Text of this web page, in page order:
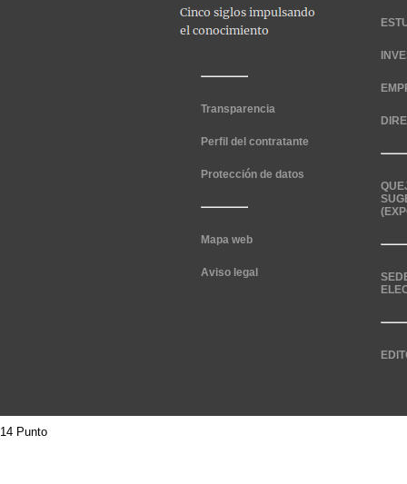
Transparencia
Perfil del contratante
Protección de datos
Mapa web
Aviso legal
14 Punto